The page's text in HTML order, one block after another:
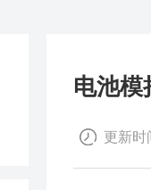
电池模
更新时